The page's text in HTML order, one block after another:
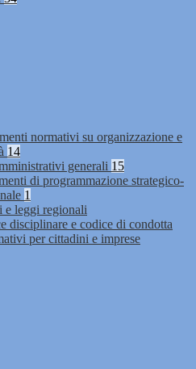
normativi su organizzazione e
14
generali 15
di programmazione strategico-
1
e leggi regionali
disciplinare e codice di condotta
per cittadini e imprese